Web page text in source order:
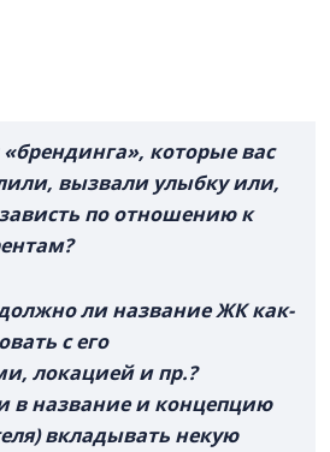
которые вас
вызвали улыбку или,
по отношению к
ли название ЖК как-
с его
локацией и пр.?
в название и концепцию
вкладывать некую